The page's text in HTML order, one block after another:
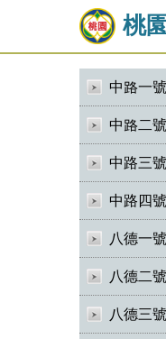
桃
中路一號
中路二號
中路三號
中路四號
八德一號
八德二號
八德三號